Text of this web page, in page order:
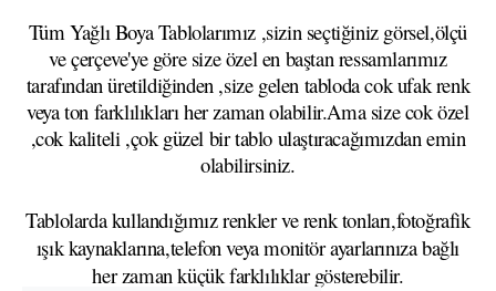
Tüm Yağlı Boya Tablolarımız ,sizin seçtiğiniz görsel,ölçü
ve çerçeve'ye göre size özel en baştan ressamlarımız
tarafından üretildiğinden ,size gelen tabloda cok ufak renk
veya ton farklılıkları her zaman olabilir.Ama size cok özel
,cok kaliteli ,çok güzel bir tablo ulaştıracağımızdan emin
olabilirsiniz.
Tablolarda kullandığımız renkler ve renk tonları,fotoğrafik
ışık kaynaklarına,telefon veya monitör ayarlarınıza bağlı
her zaman küçük farklılıklar gösterebilir.